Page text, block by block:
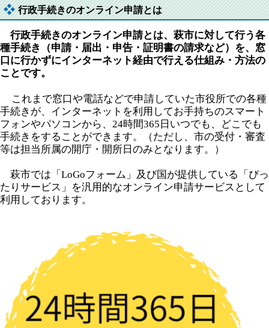
行政手続きのオンライン申請とは
行政手続きのオンライン申請とは、萩市に対して行う各
種手続き（申請・届出・申告・証明書の請求など）を、窓
口に行かずにインターネット経由で行える仕組み・方法の
ことです。
これまで窓口や電話などで申請していた市役所での各種
手続きが、インターネットを利用してお手持ちのスマート
フォンやパソコンから、24時間365日いつでも、どこでも
手続きをすることができます。（ただし、市の受付・審査
等は担当所属の開庁・開所日のみとなります。）
萩市では「LoGoフォーム」及び国が提供している「ぴっ
たりサービス」を汎用的なオンライン申請サービスとして
利用しております。​